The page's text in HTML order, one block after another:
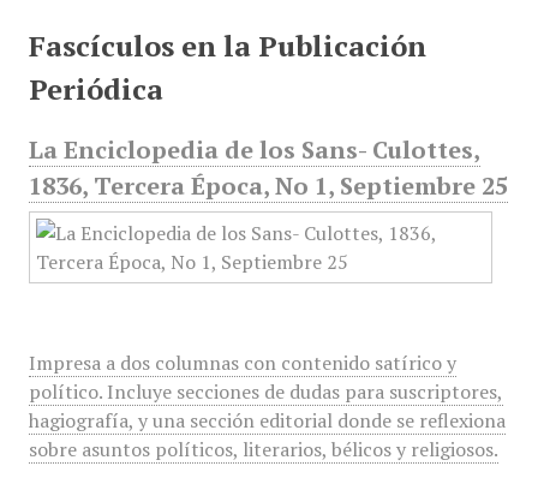
Fascículos en la Publicación
Periódica
La Enciclopedia de los Sans- Culottes,
1836, Tercera Época, No 1, Septiembre 25
Impresa a dos columnas con contenido satírico y
político. Incluye secciones de dudas para suscriptores,
hagiografía, y una sección editorial donde se reflexiona
sobre asuntos políticos, literarios, bélicos y religiosos.